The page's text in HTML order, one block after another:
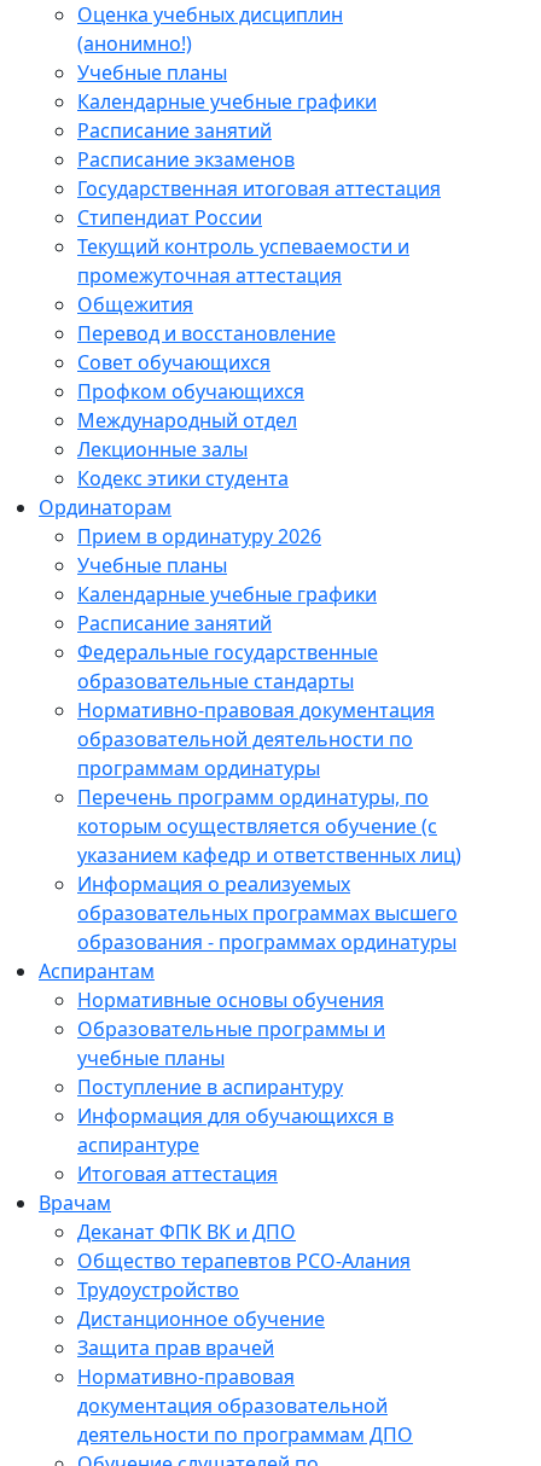
Оценка учебных дисциплин
(анонимно!)
Учебные планы
Календарные учебные графики
Расписание занятий
Расписание экзаменов
Государственная итоговая аттестация
Стипендиат России
Текущий контроль успеваемости и
промежуточная аттестация
Общежития
Перевод и восстановление
Совет обучающихся
Профком обучающихся
Международный отдел
Лекционные залы
Кодекс этики студента
Ординаторам
Прием в ординатуру 2026
Учебные планы
Календарные учебные графики
Расписание занятий
Федеральные государственные
образовательные стандарты
Нормативно-правовая документация
образовательной деятельности по
программам ординатуры
Перечень программ ординатуры, по
которым осуществляется обучение (с
указанием кафедр и ответственных лиц)
Информация о реализуемых
образовательных программах высшего
образования - программах ординатуры
Аспирантам
Нормативные основы обучения
Образовательные программы и
учебные планы
Поступление в аспирантуру
Информация для обучающихся в
аспирантуре
Итоговая аттестация
Врачам
Деканат ФПК ВК и ДПО
Общество терапевтов РСО-Алания
Трудоустройство
Дистанционное обучение
Защита прав врачей
Нормативно-правовая
документация образовательной
деятельности по программам ДПО